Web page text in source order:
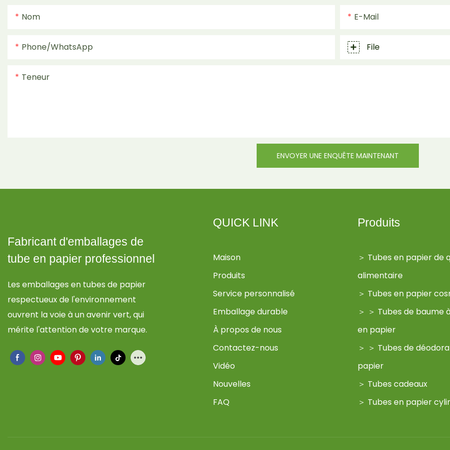
Nom E-Mail
Phone/whatsApp File
Teneur
ENVOYER UNE ENQUÊTE MAINTENANT
Fabricant d'emballages de
tube en papier professionnel
Les emballages en tubes de papier
respectueux de l'environnement
ouvrent la voie à un avenir vert, qui
mérite l'attention de votre marque.
QUICK LINK
Maison
Produits
Service personnalisé
Emballage durable
À propos de nous
Contactez-nous
Vidéo
Nouvelles
FAQ
Produits
＞ Tubes en papier de
alimentaire
＞ Tubes en papier
＞ ＞ Tubes de baume
en papier
＞ ＞ Tubes de
papier
＞ Tubes cadeaux
＞ Tubes en papier